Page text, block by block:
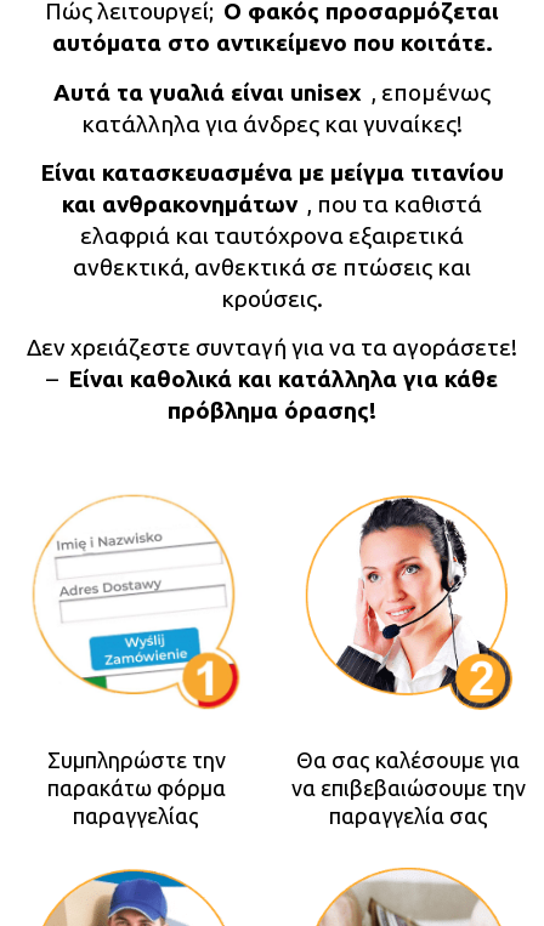
Πώς λειτουργεί; Ο φακός προσαρμόζεται
αυτόματα στο αντικείμενο που κοιτάτε.
Αυτά τα γυαλιά είναι unisex , επομένως
κατάλληλα για άνδρες και γυναίκες!
Είναι κατασκευασμένα με μείγμα τιτανίου
και ανθρακονημάτων, που τα καθιστά
ελαφριά και ταυτόχρονα εξαιρετικά
ανθεκτικά, ανθεκτικά σε πτώσεις και
κρούσεις.
Δεν χρειάζεστε συνταγή για να τα αγοράσετε!
– Είναι καθολικά και κατάλληλα για κάθε
πρόβλημα όρασης!
Συμπληρώστε την
παρακάτω φόρμα
παραγγελίας
Θα σας καλέσουμε για
να επιβεβαιώσουμε την
παραγγελία σας